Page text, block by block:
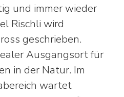
und immer wieder
Rischli wird
geschrieben.
Ausgangsort für
in der Natur. Im
wartet